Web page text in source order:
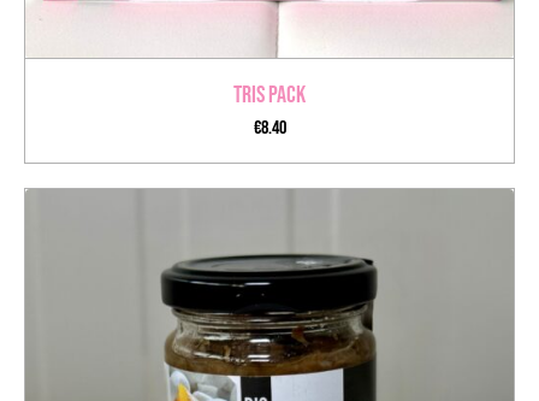
Tris Pack
€8.40